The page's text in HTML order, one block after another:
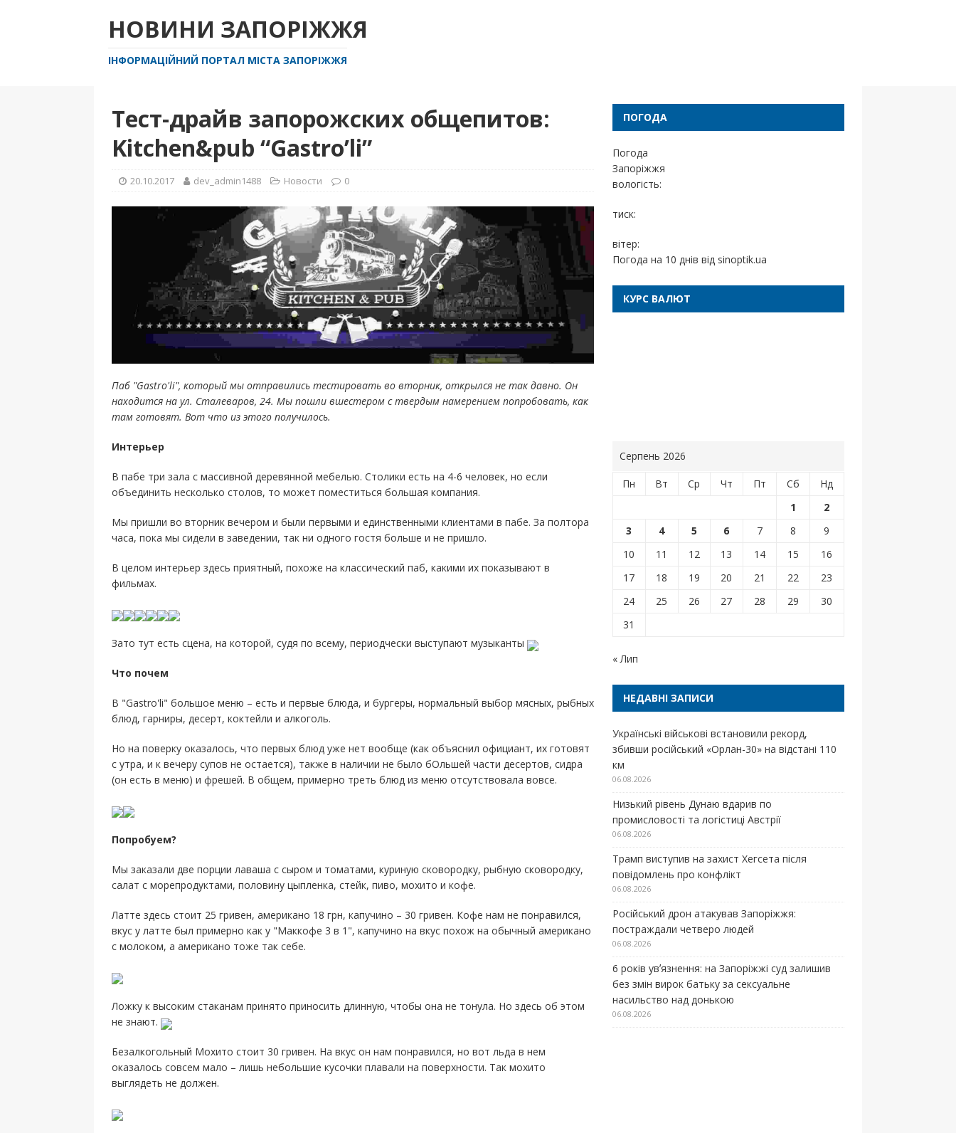
НОВИНИ ЗАПОРІЖЖЯ
ІНФОРМАЦІЙНИЙ ПОРТАЛ МІСТА ЗАПОРІЖЖЯ
Тест-драйв запорожских общепитов:
Kitchen&pub “Gastro’li”
20.10.2017 dev_admin1488 Новости 0
Паб "Gastro'li", который мы отправились тестировать во вторник, открылся не так давно. Он
находится на ул. Сталеваров, 24. Мы пошли вшестером с твердым намерением попробовать, как
там готовят. Вот что из этого получилось.
Интерьер
В пабе три зала с массивной деревянной мебелью. Столики есть на 4-6 человек, но если
объединить несколько столов, то может поместиться большая компания.
Мы пришли во вторник вечером и были первыми и единственными клиентами в пабе. За полтора
часа, пока мы сидели в заведении, так ни одного гостя больше и не пришло.
В целом интерьер здесь приятный, похоже на классический паб, какими их показывают в
фильмах.
Зато тут есть сцена, на которой, судя по всему, периодчески выступают музыканты
Что почем
В "Gastro'li" большое меню – есть и первые блюда, и бургеры, нормальный выбор мясных, рыбных
блюд, гарниры, десерт, коктейли и алкоголь.
Но на поверку оказалось, что первых блюд уже нет вообще (как объяснил официант, их готовят
с утра, и к вечеру супов не остается), также в наличии не было бОльшей части десертов, сидра
(он есть в меню) и фрешей. В общем, примерно треть блюд из меню отсутствовала вовсе.
Попробуем?
Мы заказали две порции лаваша с сыром и томатами, куриную сковородку, рыбную сковородку,
салат с морепродуктами, половину цыпленка, стейк, пиво, мохито и кофе.
Латте здесь стоит 25 гривен, американо 18 грн, капучино – 30 гривен. Кофе нам не понравился,
вкус у латте был примерно как у "Маккофе 3 в 1", капучино на вкус похож на обычный американо
с молоком, а американо тоже так себе.
Ложку к высоким стаканам принято приносить длинную, чтобы она не тонула. Но здесь об этом
не знают.
Безалкогольный Мохито стоит 30 гривен. На вкус он нам понравился, но вот льда в нем
оказалось совсем мало – лишь небольшие кусочки плавали на поверхности. Так мохито
выглядеть не должен.
ПОГОДА
Погода
Запоріжжя
вологість:
тиск:
вітер:
Погода на 10 днів від sinoptik.ua
КУРС ВАЛЮТ
Серпень 2026
Пн Вт Ср Чт Пт Сб
Нд
1
2
3
4 5 6 7 8
9
10
11 12 13 14 15
16
17
18 19 20 21 22
23
24
25 26 27 28 29
30
31
« Лип
НЕДАВНІ ЗАПИСИ
Українські військові встановили рекорд,
збивши російський «Орлан-30» на відстані 110
км
06.08.2026
Низький рівень Дунаю вдарив по
промисловості та логістиці Австрії
06.08.2026
Трамп виступив на захист Хегсета після
повідомлень про конфлікт
06.08.2026
Російський дрон атакував Запоріжжя:
постраждали четверо людей
06.08.2026
6 років увʼязнення: на Запоріжжі суд залишив
без змін вирок батьку за сексуальне
насильство над донькою
06.08.2026